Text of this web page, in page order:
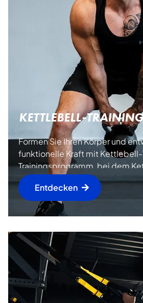
KETTLEBELL-TRAINING
Formen Sie Ihren Körper und
funktionelle Kraft mit Kettlebell-
Trainingsprogramm, bei dem
umfassendes und effektives
werden!Entdecken